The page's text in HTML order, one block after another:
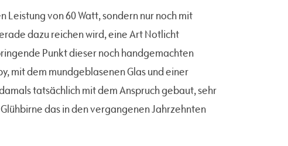
Leistung von 60 Watt, sondern nur noch mit
dazu reichen wird, eine Art Notlicht
Punkt dieser noch handgemachten
mit dem mundgeblasenen Glas und einer
tatsächlich mit dem Anspruch gebaut, sehr
das in den vergangenen Jahrzehnten